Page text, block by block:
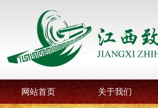
网站首页 关于我们